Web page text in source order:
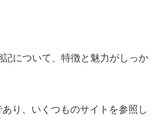
について、特徴と魅力がしっか
り、いくつものサイトを参照し